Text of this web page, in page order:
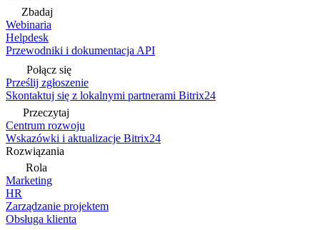
Zbadaj
Webinaria
Helpdesk
Przewodniki i dokumentacja API
Połącz się
Prześlij zgłoszenie
Skontaktuj się z lokalnymi partnerami Bitrix24
Przeczytaj
Centrum rozwoju
Wskazówki i aktualizacje Bitrix24
Rozwiązania
Rola
Marketing
HR
Zarządzanie projektem
Obsługa klienta